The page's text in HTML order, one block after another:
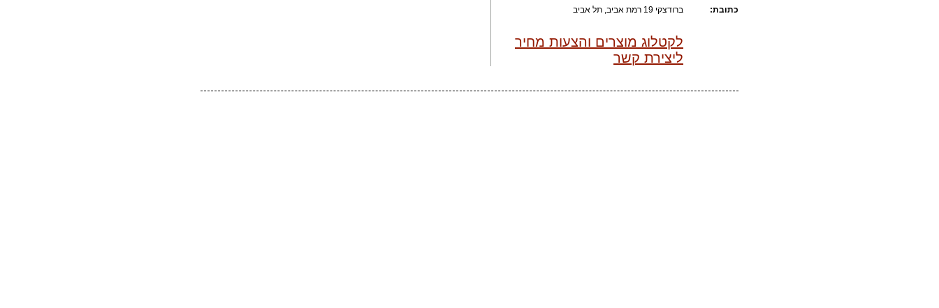
כתובת:
ברודצקי 19 רמת אביב, תל אביב
לקטלוג מוצרים והצעות מחיר
ליצירת קשר